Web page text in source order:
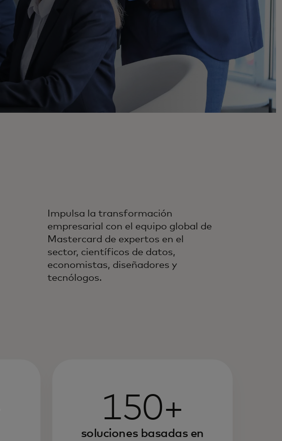
Impulsa la transformación
empresarial con el equipo global de
Mastercard de expertos en el
sector, científicos de datos,
economistas, diseñadores y
tecnólogos.
150+
soluciones basadas en